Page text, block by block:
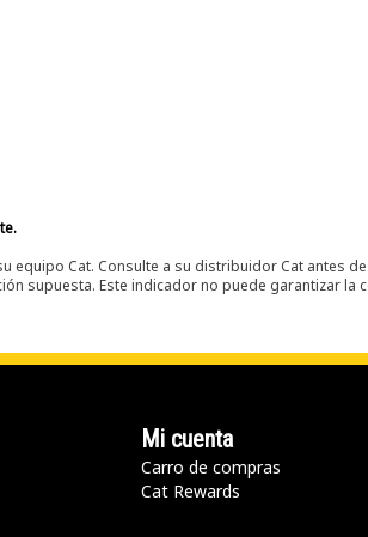
equipo Cat. Consulte a su distribuidor Cat antes
supuesta. Este indicador no puede garantizar
Mi cuenta
Carro de compras
Cat Rewards